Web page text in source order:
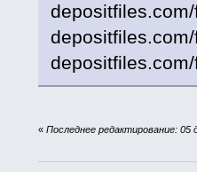
« Последнее редактирование: 05